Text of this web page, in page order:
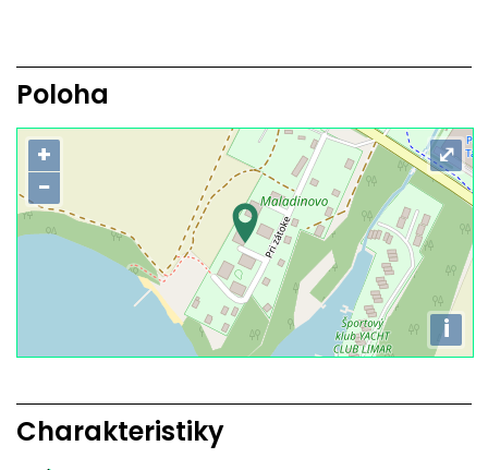
Poloha
+
−
i
⤢
Charakteristiky